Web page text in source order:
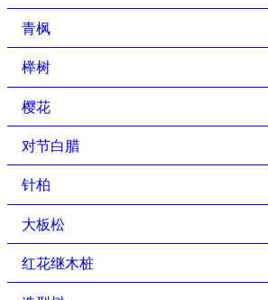
青枫
榉树
樱花
对节白腊
针柏
大板松
红花继木桩